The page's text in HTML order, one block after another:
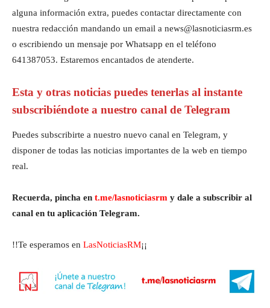
alguna información extra, puedes contactar directamente con
nuestra redacción mandando un email a news@lasnoticiasrm.es
o escribiendo un mensaje por Whatsapp en el teléfono
641387053. Estaremos encantados de atenderte.
Esta y otras noticias puedes tenerlas al instante
subscribiéndote a nuestro canal de Telegram
Puedes subscribirte a nuestro nuevo canal en Telegram, y
disponer de todas las noticias importantes de la web en tiempo
real.
Recuerda, pincha en t.me/lasnoticiasrm y dale a subscribir al
canal en tu aplicación Telegram.
!!Te esperamos en LasNoticiasRM¡¡